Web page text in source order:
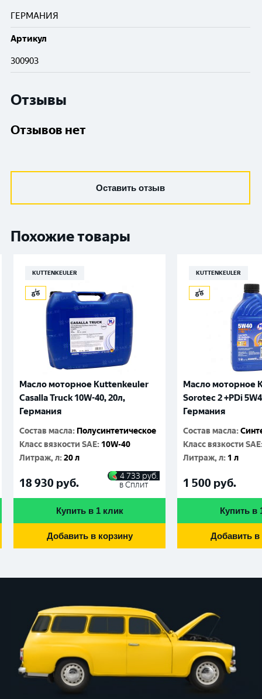
ГЕРМАНИЯ
Артикул
300903
Отзывы
Отзывов нет
Оставить отзыв
Похожие товары
KUTTENKEULER
Масло моторное Kuttenkeuler
Casalla Truck 10W-40, 20л,
Германия
Состав масла: Полусинтетическое
Класс вязкости SAE: 10W-40
Литраж, л:20 л
18 930 руб.
4 733 руб.
в Сплит
Купить в 1 клик
Добавить в корзину
KUTTENKEULER
Масло моторное
Sorotec 2 +PDi
Германия
Состав масла:
Класс вязкости SAE
Литраж, л: 1 л
1 500 руб.
Купить в
Добавить в